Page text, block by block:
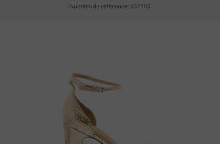
Numéro de réfèrence: 452205